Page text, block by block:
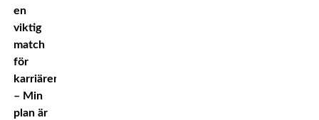
en
viktig
match
för
karriären.
– Min
plan är